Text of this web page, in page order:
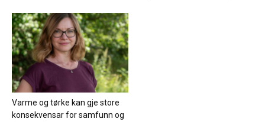
Varme og tørke kan gje store
konsekvensar for samfunn og